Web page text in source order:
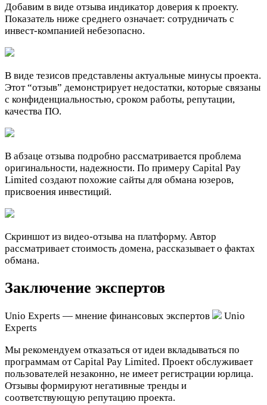
Добавим в виде отзыва индикатор доверия к проекту.
Показатель ниже среднего означает: сотрудничать с
инвест-компанией небезопасно.
В виде тезисов представлены актуальные минусы проекта.
Этот “отзыв” демонстрирует недостатки, которые связаны
с конфиденциальностью, сроком работы, репутации,
качества ПО.
В абзаце отзыва подробно рассматривается проблема
оригинальности, надежности. По примеру Capital Pay
Limited создают похожие сайты для обмана юзеров,
присвоения инвестиций.
Скриншот из видео-отзыва на платформу. Автор
рассматривает стоимость домена, рассказывает о фактах
обмана.
Заключение экспертов
Unio Experts — мнение финансовых экспертов
Unio
Experts
Мы рекомендуем отказаться от идеи вкладываться по
программам от Capital Pay Limited. Проект обслуживает
пользователей незаконно, не имеет регистрации юрлица.
Отзывы формируют негативные тренды и
соответствующую репутацию проекта.